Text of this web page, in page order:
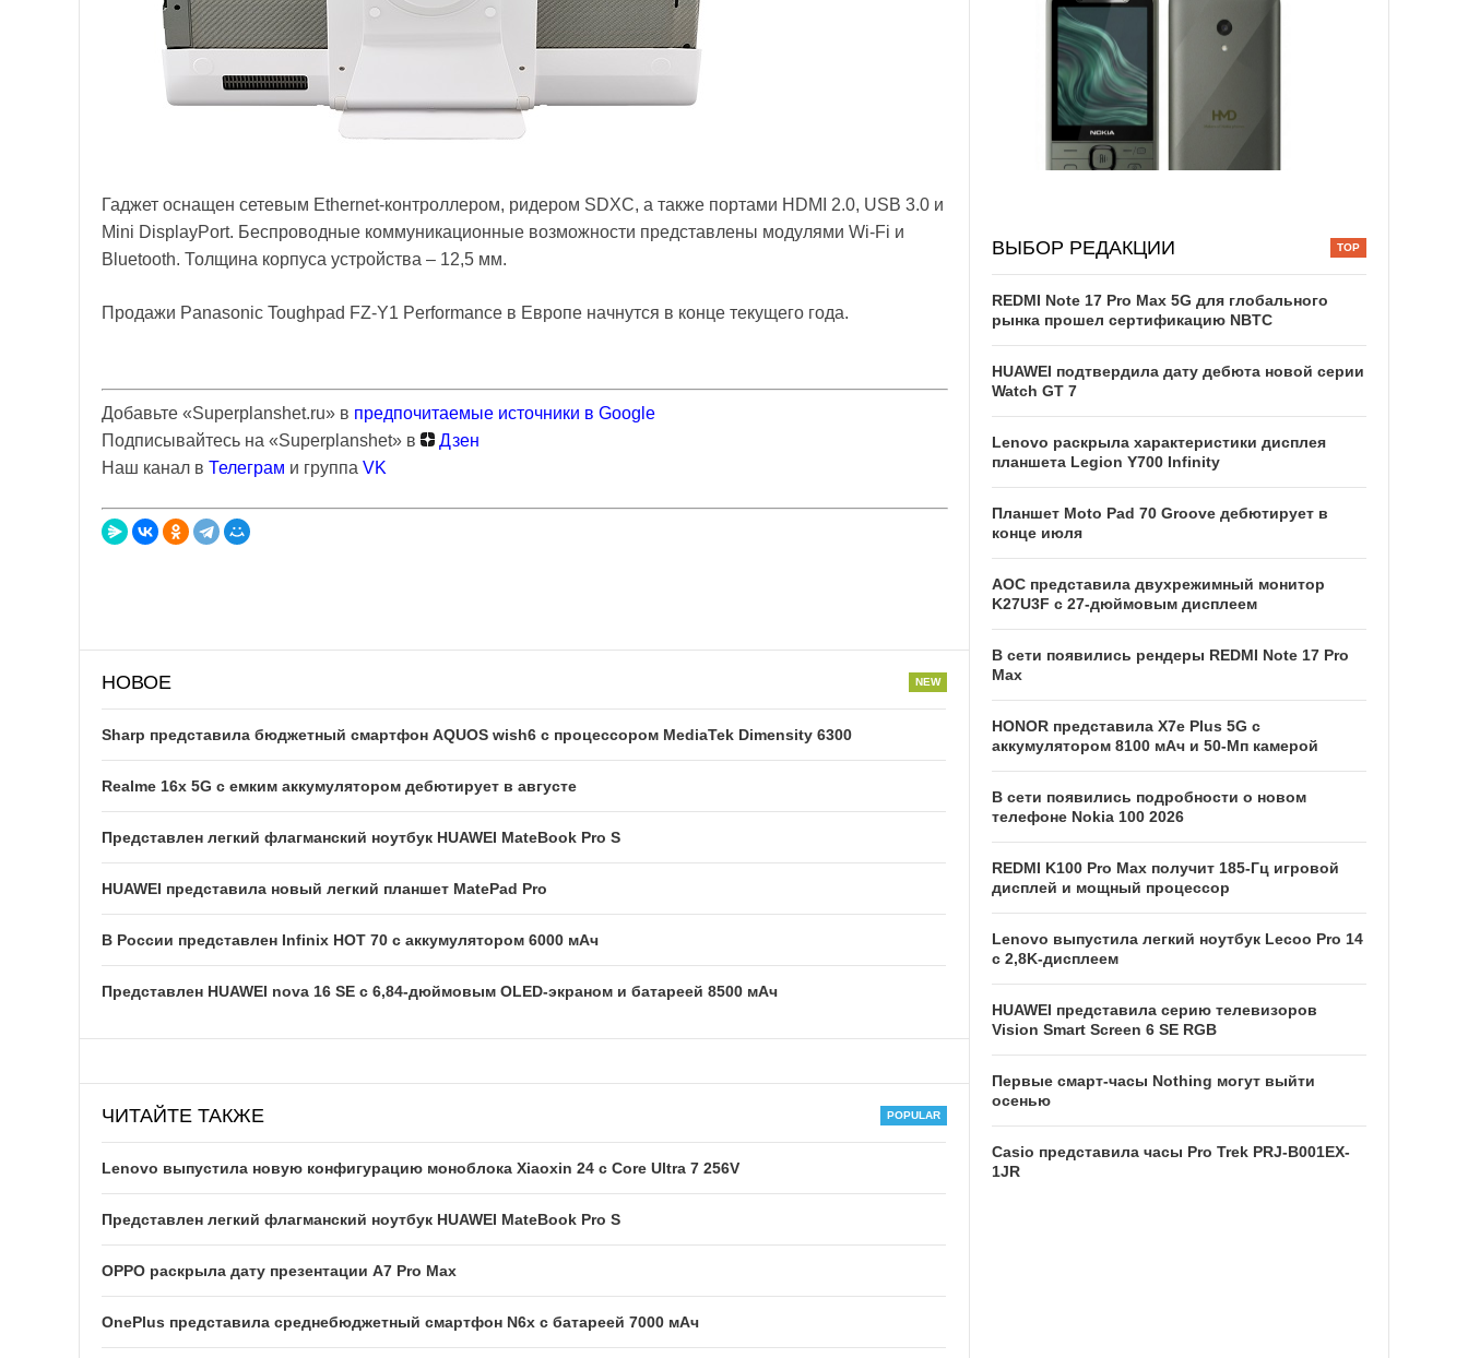
Гаджет оснащен сетевым Ethernet-контроллером, ридером SDXC, а также портами HDMI 2.0, USB 3.0 и
Mini DisplayPort. Беспроводные коммуникационные возможности представлены модулями Wi-Fi и
Bluetooth. Толщина корпуса устройства – 12,5 мм.
Продажи Panasonic Toughpad FZ-Y1 Performance в Европе начнутся в конце текущего года.
Добавьте «Superplanshet.ru» в предпочитаемые источники в Google
Подписывайтесь на «Superplanshet» в
Дзен
Наш канал в Телеграм и группа VK
НОВОЕ
Sharp представила бюджетный смартфон AQUOS wish6 с процессором MediaTek Dimensity 6300
Realme 16x 5G с емким аккумулятором дебютирует в августе
Представлен легкий флагманский ноутбук HUAWEI MateBook Pro S
HUAWEI представила новый легкий планшет MatePad Pro
В России представлен Infinix HOT 70 с аккумулятором 6000 мАч
Представлен HUAWEI nova 16 SE с 6,84-дюймовым OLED-экраном и батареей 8500 мАч
ЧИТАЙТЕ ТАКЖЕ
Lenovo выпустила новую конфигурацию моноблока Xiaoxin 24 с Core Ultra 7 256V
Представлен легкий флагманский ноутбук HUAWEI MateBook Pro S
OPPO раскрыла дату презентации A7 Pro Max
OnePlus представила среднебюджетный смартфон N6x с батареей 7000 мАч
ВЫБОР РЕДАКЦИИ
REDMI Note 17 Pro Max 5G для глобального
рынка прошел сертификацию NBTC
HUAWEI подтвердила дату дебюта новой серии
Watch GT 7
Lenovo раскрыла характеристики дисплея
планшета Legion Y700 Infinity
Планшет Moto Pad 70 Groove дебютирует в
конце июля
AOC представила двухрежимный монитор
K27U3F с 27-дюймовым дисплеем
В сети появились рендеры REDMI Note 17 Pro
Max
HONOR представила X7e Plus 5G с
аккумулятором 8100 мАч и 50-Мп камерой
В сети появились подробности о новом
телефоне Nokia 100 2026
REDMI K100 Pro Max получит 185-Гц игровой
дисплей и мощный процессор
Lenovo выпустила легкий ноутбук Lecoo Pro 14
с 2,8K-дисплеем
HUAWEI представила серию телевизоров
Vision Smart Screen 6 SE RGB
Первые смарт-часы Nothing могут выйти
осенью
Casio представила часы Pro Trek PRJ-B001EX-
1JR